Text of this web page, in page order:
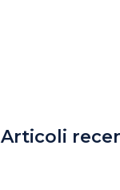
Articoli